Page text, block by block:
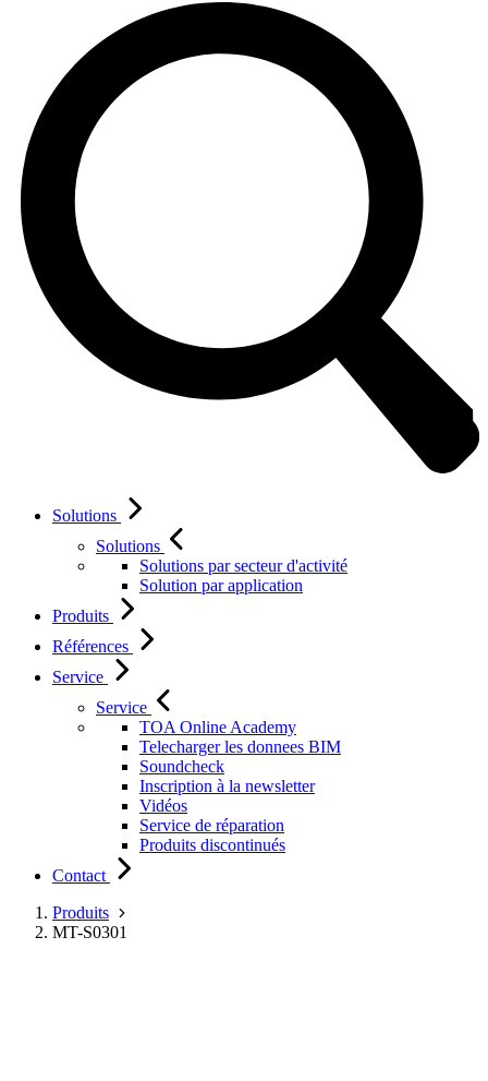
Solutions
Solutions
Solutions par secteur d'activité
Solution par application
Produits
Références
Service
Service
TOA Online Academy
Telecharger les donnees BIM
Soundcheck
Inscription à la newsletter
Vidéos
Service de réparation
Produits discontinués
Contact
Produits
MT-S0301